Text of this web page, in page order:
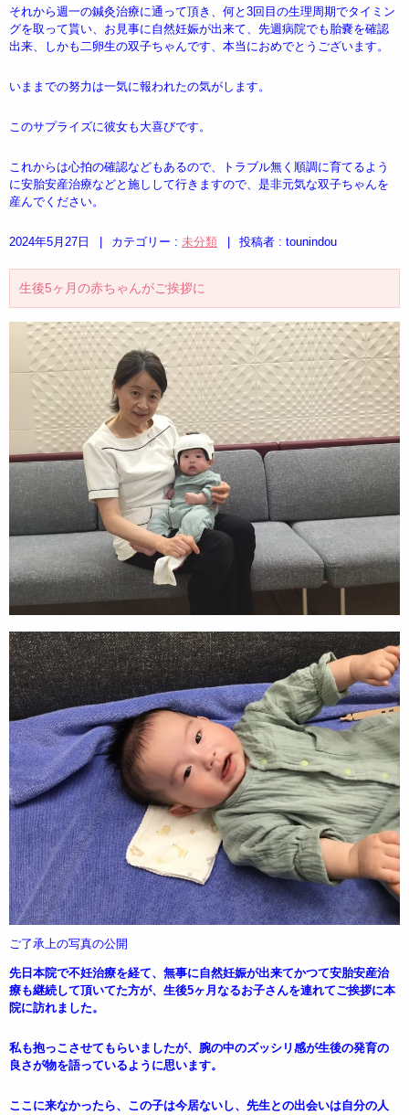
それから週一の鍼灸治療に通って頂き、何と3回目の生理周期でタイミン
グを取って貰い、お見事に自然妊娠が出来て、先週病院でも胎嚢を確認
出来、しかも二卵生の双子ちゃんです、本当におめでとうございます。
いままでの努力は一気に報われたの気がします。
このサプライズに彼女も大喜びです。
これからは心拍の確認などもあるので、トラブル無く順調に育てるよう
に安胎安産治療などと施しして行きますので、是非元気な双子ちゃんを
産んでください。
2024年5月27日 | カテゴリー : 未分類 | 投稿者 : tounindou
生後5ヶ月の赤ちゃんがご挨拶に
ご了承上の写真の公開
先日本院で不妊治療を経て、無事に自然妊娠が出来てかつて安胎安産治
療も継続して頂いてた方が、生後5ヶ月なるお子さんを連れてご挨拶に本
院に訪れました。
私も抱っこさせてもらいましたが、腕の中のズッシリ感が生後の発育の
良さが物を語っているように思います。
ここに来なかったら、この子は今居ないし、先生との出会いは自分の人